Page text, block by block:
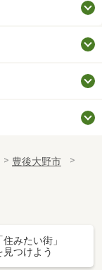
豊後大野市
「住みたい街」
見つけよう